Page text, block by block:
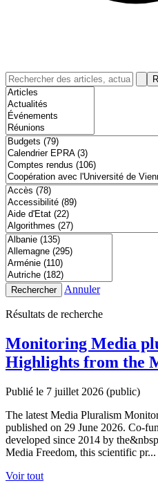
Rechercher Annuler
Résultats de recherche
Monitoring Media
Highlights from the
Publié le 7 juillet 2026 (public)
The latest Media Pluralism
published on 29 June 2026. Co-
developed since 2014 by
Media Freedom, this scientific pr...
Voir tout